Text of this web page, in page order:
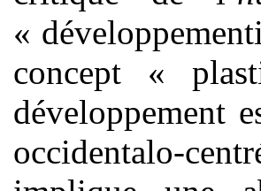
«
concept «
développement
occidentalo-